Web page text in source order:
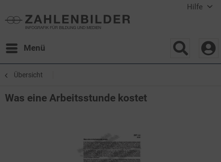
Hilfe
Menü
Übersicht
Was eine Arbeitsstunde kostet